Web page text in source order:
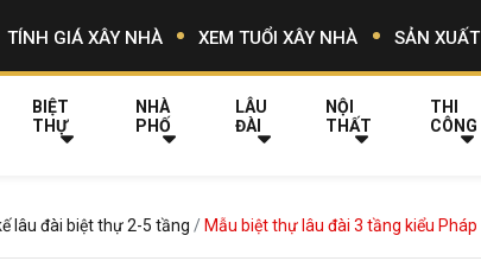
TÍNH GIÁ XÂY NHÀ XEM TUỔI XÂY NHÀ SẢN
BIỆT
THỰ
NHÀ
PHỐ
LÂU
ĐÀI
NỘI
THẤT
THI
CÔNG
lâu đài biệt thự 2-5 tầng Mẫu biệt thự lâu đài 3 tầng kiểu